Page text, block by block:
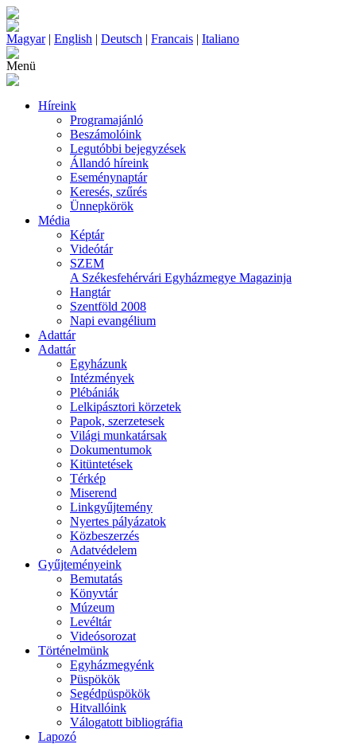
Magyar| English | Deutsch | Francais | Italiano
Menü
Híreink
Programajánló
Beszámolóink
Legutóbbi bejegyzések
Állandó híreink
Eseménynaptár
Keresés, szűrés
Ünnepkörök
Média
Képtár
Videótár
SZEM
A Székesfehérvári Egyházmegye Magazinja
Hangtár
Szentföld 2008
Napi evangélium
Adattár
Adattár
Egyházunk
Intézmények
Plébániák
Lelkipásztori körzetek
Papok, szerzetesek
Világi munkatársak
Dokumentumok
Kitüntetések
Térkép
Miserend
Linkgyűjtemény
Nyertes pályázatok
Közbeszerzés
Adatvédelem
Gyűjteményeink
Bemutatás
Könyvtár
Múzeum
Levéltár
Videósorozat
Történelmünk
Egyházmegyénk
Püspökök
Segédpüspökök
Hitvallóink
Válogatott bibliográfia
Lapozó